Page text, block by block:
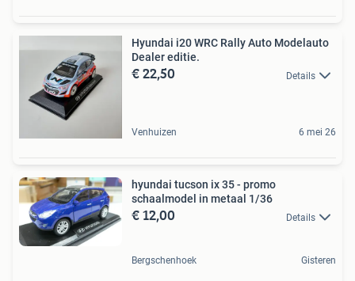
Hyundai i20 WRC Rally Auto Modelauto
Dealer editie.
€ 22,50 Details
Venhuizen 6 mei 26
hyundai tucson ix 35 - promo
schaalmodel in metaal 1/36
€ 12,00 Details
Bergschenhoek Gisteren